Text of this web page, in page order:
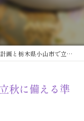
栃木県小山市で立秋に備える準備ガイド
秋に備える準